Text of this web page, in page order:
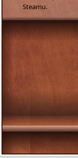
Steamu.